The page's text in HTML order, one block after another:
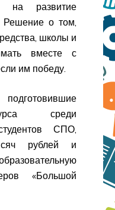
на развитие
Решение о том,
школы и
вместе с
им победу.
среди
СПО,
рублей и
«Большой